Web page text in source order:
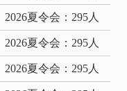
2026夏令会：295人
2026夏令会：295人
2026夏令会：295人